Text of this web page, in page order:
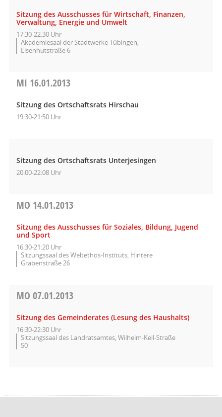
Sitzung des Ausschusses für Wirtschaft, Finanzen,
Verwaltung, Energie und Umwelt
17:30-22:30 Uhr
Akademiesaal der Stadtwerke Tübingen,
Eisenhutstraße 6
MI 16.01.2013
Sitzung des Ortschaftsrats Hirschau
19:30-21:50 Uhr
Sitzung des Ortschaftsrats Unterjesingen
20:00-22:08 Uhr
MO 14.01.2013
Sitzung des Ausschusses für Soziales, Bildung, Jugend
und Sport
16:30-21:20 Uhr
Sitzungssaal des Weltethos-Instituts, Hintere
Grabenstraße 26
MO 07.01.2013
Sitzung des Gemeinderates (Lesung des Haushalts)
16:30-22:30 Uhr
Sitzungssaal des Landratsamtes, Wilhelm-Keil-Straße
50